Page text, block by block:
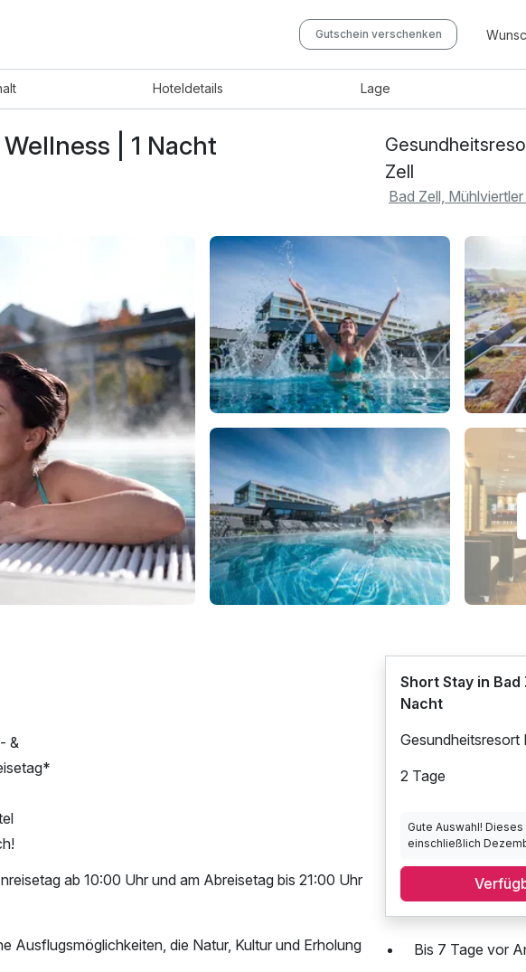
Gutschein verschenken
Hoteldetails Lage
| 1 Nacht
Zell
Bad Zell,
&
ab 10:00 Uhr und am Abreisetag bis 21:00 Uhr
Ausflugsmöglichkeiten, die Natur, Kultur und Erholung
Short Stay in Bad
Nacht
Gesundheitsresort
2 Tage
Gute Auswahl!
einschließlich
Bis 7 Tage vor